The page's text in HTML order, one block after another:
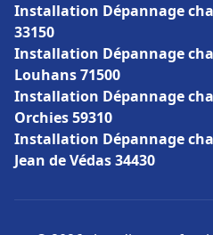
Installation Dépannage
33150
Installation Dépannage
Louhans 71500
Installation Dépannage
Orchies 59310
Installation Dépannage
Jean de Védas 34430